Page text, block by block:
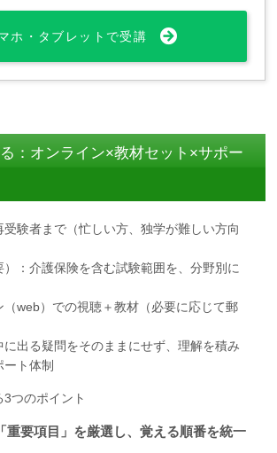
ホ・タブレットで受講
：オンライン×教材セット×サポー
験者まで（忙しい方、独学が難しい方向
：介護保険を含む試験範囲を、分野別に
（web）での視聴＋教材（必要に応じて郵
に出る疑問をそのままにせず、理解を積み
ート体制
3つのポイント
重要項目」を厳選し、覚える順番を統一